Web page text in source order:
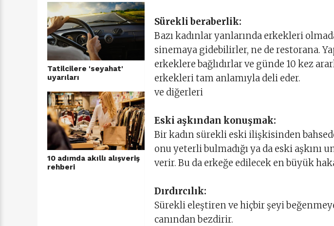
Tatilcilere 'seyahat'
uyarıları
10 adımda akıllı alışveriş
rehberi
Sürekli beraberlik:
Bazı kadınlar yanlarında erkekleri
sinemaya gidebilirler, ne de restorana.
erkeklere bağlıdırlar ve günde 10 kez
erkekleri tam anlamıyla deli eder.
ve diğerleri
Eski aşkından konuşmak:
Bir kadın sürekli eski ilişkisinden
onu yeterli bulmadığı ya da eski aşkını
verir. Bu da erkeğe edilecek en büyük
Dırdırcılık:
Sürekli eleştiren ve hiçbir şeyi
canından bezdirir.